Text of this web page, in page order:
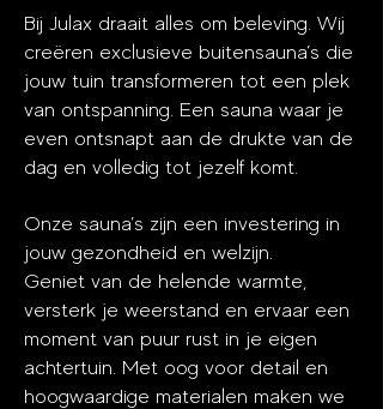
Bij Julax draait alles om beleving. Wij
creëren exclusieve buitensauna’s die
jouw tuin transformeren tot een plek
van ontspanning. Een sauna waar je
even ontsnapt aan de drukte van de
dag en volledig tot jezelf komt.
Onze sauna’s zijn een investering in
jouw gezondheid en welzijn.
Geniet van de helende warmte,
versterk je weerstand en ervaar een
moment van puur rust in je eigen
achtertuin. Met oog voor detail en
hoogwaardige materialen maken we